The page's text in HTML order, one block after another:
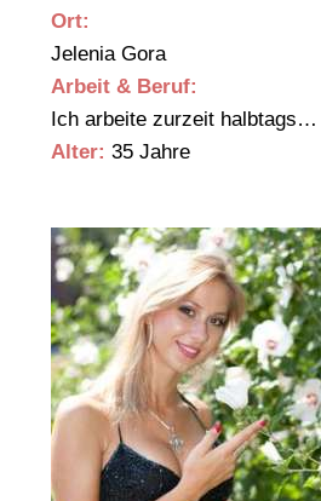
Ort:
Jelenia Gora
Arbeit & Beruf:
Ich arbeite zurzeit halbtags…
Alter: 35 Jahre